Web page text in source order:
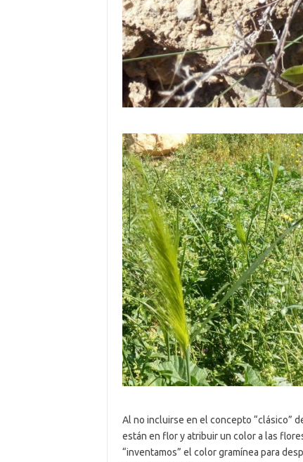
Al no incluirse en el concepto “clásico”
están en flor y atribuir un color a las
“inventamos” el color gramínea para